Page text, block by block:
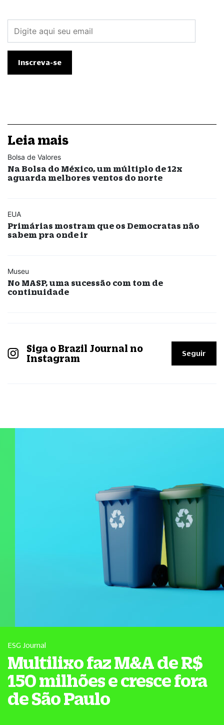
Leia mais
Bolsa de Valores
Na Bolsa do México, um múltiplo de 12x
aguarda melhores ventos do norte
EUA
Primárias mostram que os Democratas não
sabem pra onde ir
Museu
No MASP, uma sucessão com tom de
continuidade
Siga o Brazil Journal no
Instagram
Seguir
ESG Journal
Multilixo faz M&A de R$
150 milhões e cresce fora
de São Paulo